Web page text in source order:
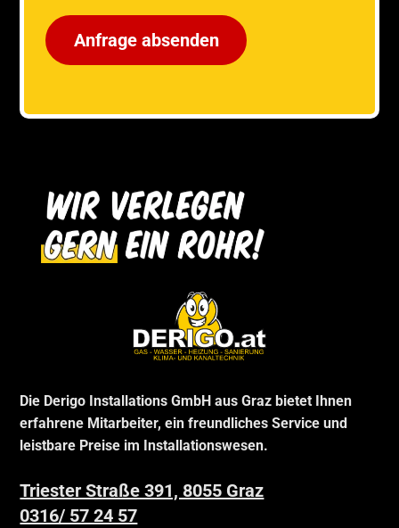
Die Derigo Installations GmbH aus Graz bietet Ihnen
erfahrene Mitarbeiter, ein freundliches Service und
leistbare Preise im Installationswesen.
Triester Straße 391, 8055 Graz
0316/ 57 24 57